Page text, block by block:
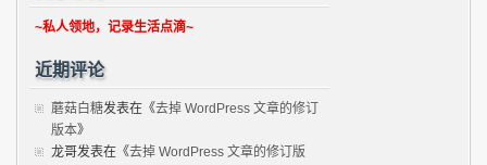
~私人领地，记录生活点滴~
近期评论
蘑菇白糖发表在《去掉 WordPress 文章的修订
版本》
龙哥发表在《去掉 WordPress 文章的修订版